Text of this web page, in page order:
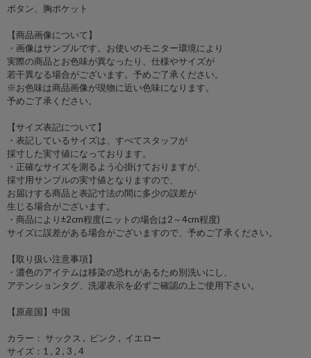
ボタン、胸ポケット
【商品画像について】
・画像はサンプルです。お使いのモニター環境により
実際の商品とお色味が異なったり、仕様やサイズが
若干異なる場合がございます。予めご了承ください。
※お色味は商品画像が現物に近い色味になります。
予めご了承ください。
【サイズ表記について】
・表記しているサイズは、すべてスタッフが
採寸した実寸値になっております。
・正確なサイズを測るよう心掛けておりますが、
採寸用サンプルの実寸値となりますので、
お届けする商品と表記寸法の間に多少の誤差が
生じる場合がございます。
・商品により±2cm程度(ニットの場合は2～4cm程度)
サイズに誤差がある場合がございますので、予めご了承ください。
【取り扱い注意事項】
・濃色のアイテムは移染の恐れがあるため別洗いにし、
アテンションタグ、洗濯表示を必ずご確認の上ご使用下さい。
【原産国】中国
カラー： サックス , ピンク , イエロー
サイズ：1 , 2 , 3 , 4